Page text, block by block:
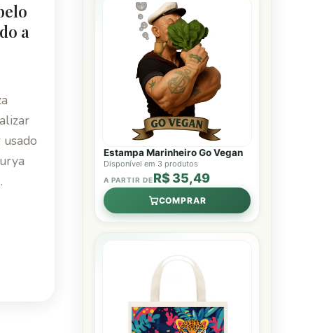
a
Estampa Marinheiro Go Vegan
Disponível em 3 produtos
A PARTIR DER$ 35,49
COMPRAR